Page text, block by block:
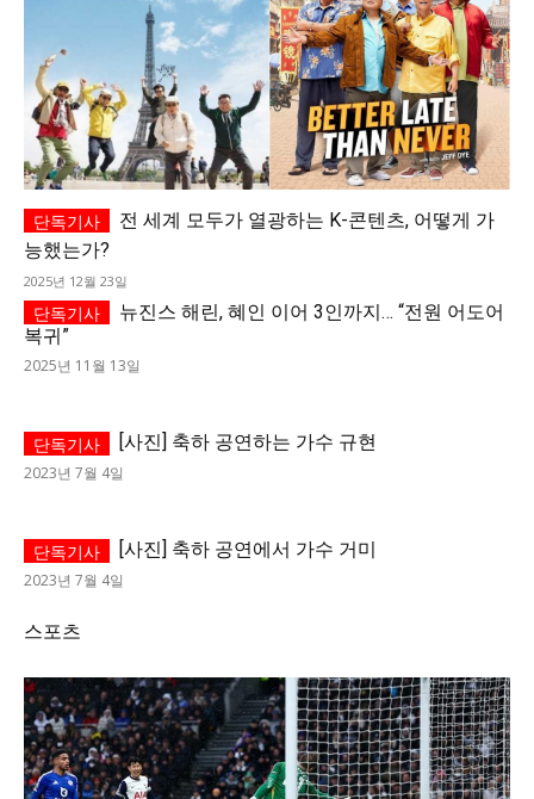
전 세계 모두가 열광하는 K-콘텐츠, 어떻게 가
능했는가?
2025년 12월 23일
뉴진스 해린, 혜인 이어 3인까지… “전원 어도어
복귀”
2025년 11월 13일
[사진] 축하 공연하는 가수 규현
2023년 7월 4일
[사진] 축하 공연에서 가수 거미
2023년 7월 4일
스포츠